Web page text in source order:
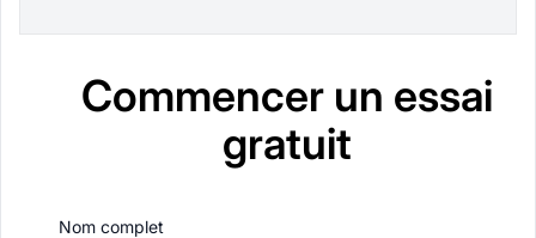
Commencer un essai
gratuit
Nom complet